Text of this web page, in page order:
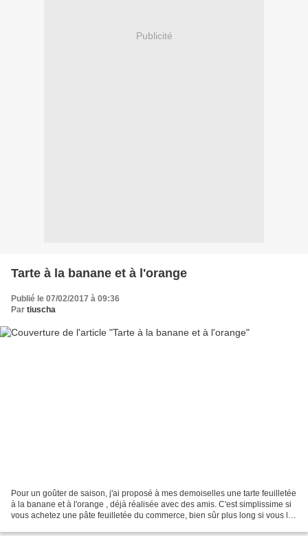
Publicité
Tarte à la banane et à l'orange
Publié le 07/02/2017 à 09:36
Par tiuscha
Pour un goûter de saison, j'ai proposé à mes demoiselles une tarte feuilletée
à la banane et à l'orange , déjà réalisée avec des amis. C'est simplissime si
vous achetez une pâte feuilletée du commerce, bien sûr plus long si vous la